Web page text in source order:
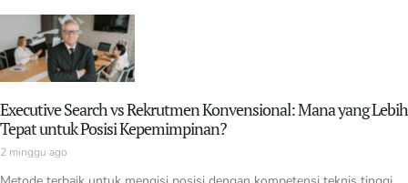
Executive Search vs Rekrutmen Konvensional: Mana yang Lebih
Tepat untuk Posisi Kepemimpinan?
2 minggu ago